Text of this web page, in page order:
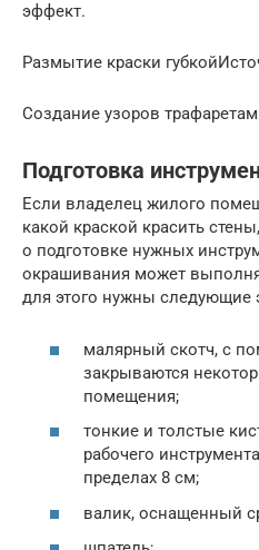
эффект.
Размытие краски
Создание узоров
Подготовка
Если владелец жилого
какой краской красить
о подготовке нужных
окрашивания может
для этого нужны следующие
малярный скотч, с
закрываются
помещения;
тонкие и толстые
рабочего
пределах 8 см;
валик, оснащенный